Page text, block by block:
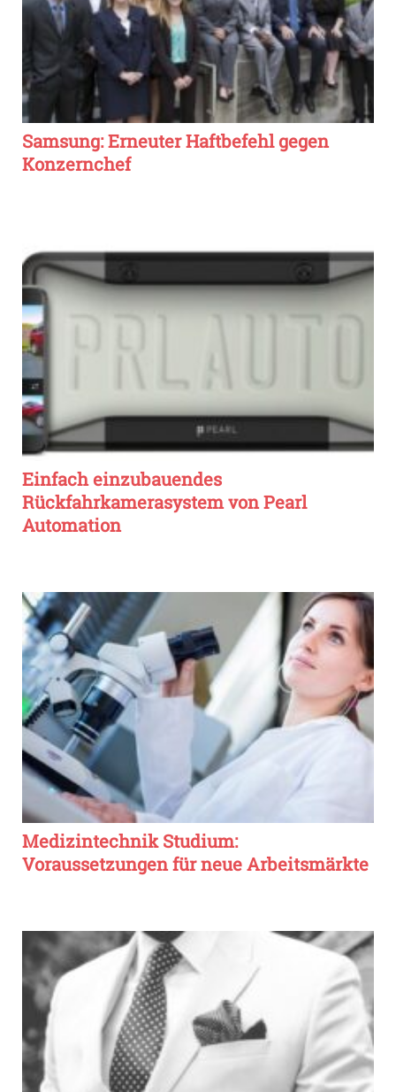
Samsung: Erneuter Haftbefehl gegen
Konzernchef
Einfach einzubauendes
Rückfahrkamerasystem von Pearl
Automation
Medizintechnik Studium:
Voraussetzungen für neue Arbeitsmärkte